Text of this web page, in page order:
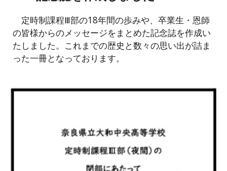
定時制課程Ⅲ部の18年間の歩みや、卒業生・恩師
の皆様からのメッセージをまとめた記念誌を作成い
たしました。これまでの歴史と数々の思い出が詰ま
った一冊となっております。